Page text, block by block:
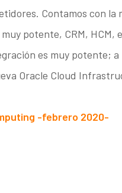
Contamos con la
potente, CRM,
es muy potente;
Oracle Cloud
-febrero 2020-